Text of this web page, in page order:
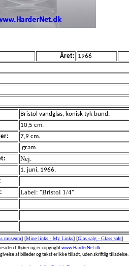
Året: 1966
Bristol vandglas, konisk tyk bund.
10,5 cm.
7,9 cm.
gram.
Nej.
1. juni, 1966.
Label: "Bristol 1/4".
museum] [Mine links - My Links] [Glas salg - Glass sale]
tilhører og er copyrightwww.HarderNet.dk
af billeder og tekst er ikke tilladt, uden skriftlig tilladelse.